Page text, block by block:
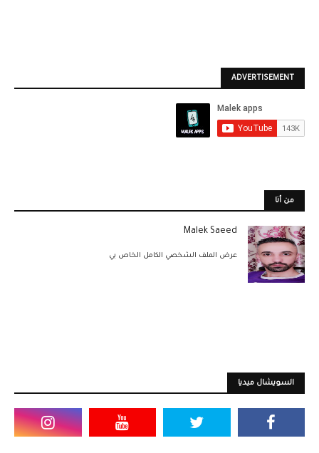
ADVERTISEMENT
من أنا
Malek Saeed
عرض الملف الشخصي الكامل الخاص بي
السويشال ميديا